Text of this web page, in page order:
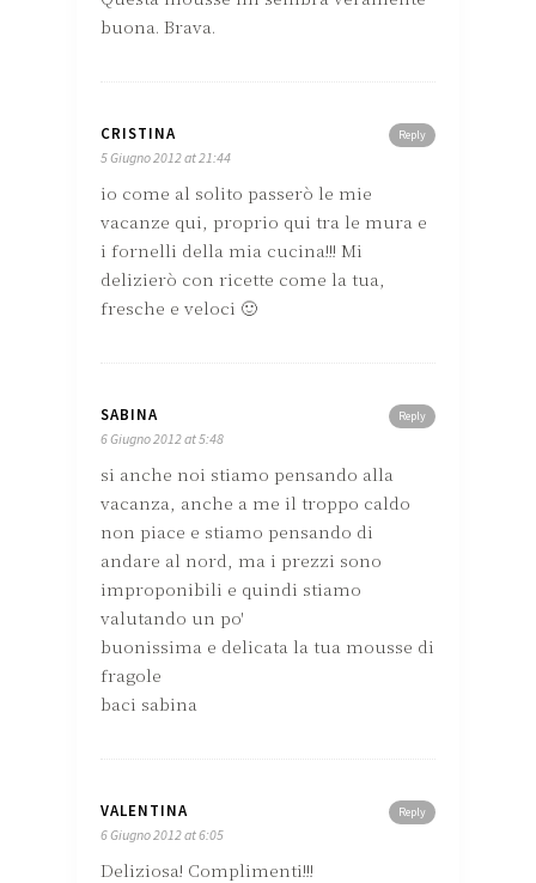
buona. Brava.
Reply
CRISTINA
5 Giugno 2012 at 21:44
io come al solito passerò le mie
vacanze qui, proprio qui tra le mura e
i fornelli della mia cucina!!! Mi
delizierò con ricette come la tua,
fresche e veloci 🙂
Reply
SABINA
6 Giugno 2012 at 5:48
si anche noi stiamo pensando alla
vacanza, anche a me il troppo caldo
non piace e stiamo pensando di
andare al nord, ma i prezzi sono
improponibili e quindi stiamo
valutando un po'
buonissima e delicata la tua mousse di
fragole
baci sabina
Reply
VALENTINA
6 Giugno 2012 at 6:05
Deliziosa! Complimenti!!!